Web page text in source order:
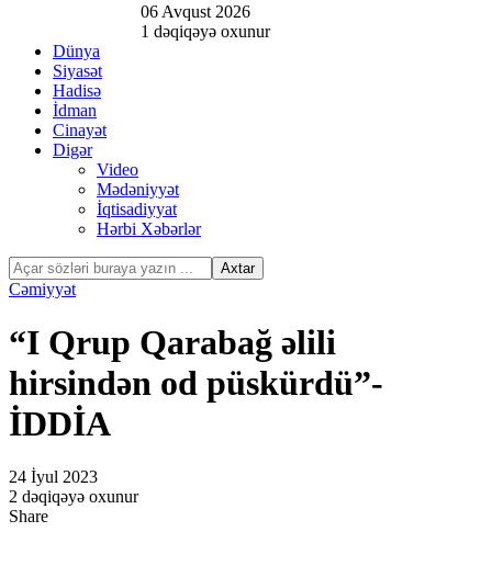
06 Avqust 2026
1 dəqiqəyə oxunur
Dünya
Siyasət
Hadisə
İdman
Cinayət
Digər
Video
Mədəniyyət
İqtisadiyyat
Hərbi Xəbərlər
Cəmiyyət
“I Qrup Qarabağ əlili
hirsindən od püskürdü”-
İDDİA
24 İyul 2023
2 dəqiqəyə oxunur
Share